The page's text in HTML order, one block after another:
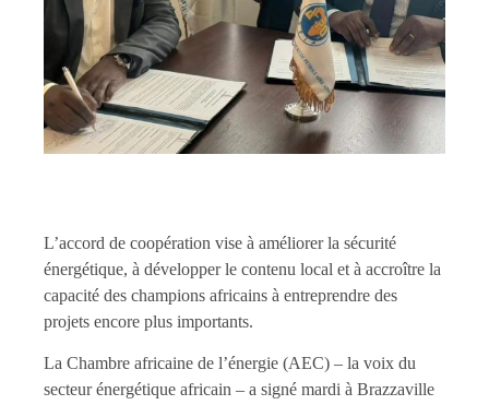
L’accord de coopération vise à améliorer la sécurité
énergétique, à développer le contenu local et à accroître la
capacité des champions africains à entreprendre des
projets encore plus importants.
La Chambre africaine de l’énergie (AEC) – la voix du
secteur énergétique africain – a signé mardi à Brazzaville